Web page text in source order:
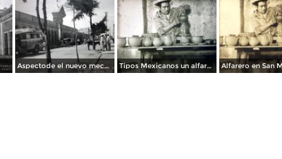
Aspectode el nuevo mecado. Tipos Mexicanos un alfarero.